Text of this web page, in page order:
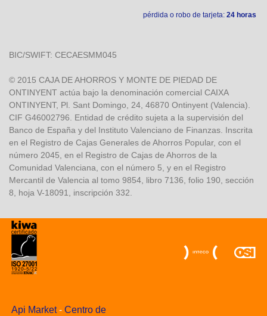
pérdida o robo de tarjeta: 24 horas
BIC/SWIFT: CECAESMM045
© 2015 CAJA DE AHORROS Y MONTE DE PIEDAD DE
ONTINYENT actúa bajo la denominación comercial CAIXA
ONTINYENT, Pl. Sant Domingo, 24, 46870 Ontinyent (Valencia).
CIF G46002796. Entidad de crédito sujeta a la supervisión del
Banco de España y del Instituto Valenciano de Finanzas. Inscrita
en el Registro de Cajas Generales de Ahorros Popular, con el
número 2045, en el Registro de Cajas de Ahorros de la
Comunidad Valenciana, con el número 5, y en el Registro
Mercantil de Valencia al tomo 9854, libro 7136, folio 190, sección
8, hoja V-18091, inscripción 332.
Api Market- Centro de